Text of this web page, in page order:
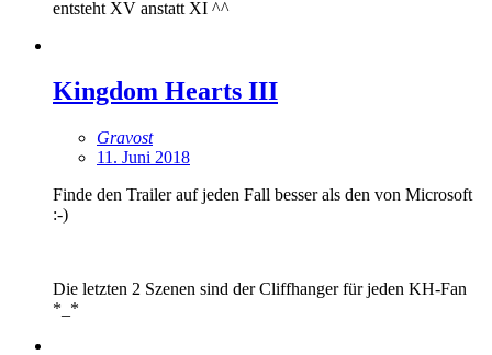
entsteht XV anstatt XI ^^
Kingdom Hearts III
Gravost
11. Juni 2018
Finde den Trailer auf jeden Fall besser als den von Microsoft
:-)
Die letzten 2 Szenen sind der Cliffhanger für jeden KH-Fan
*_*